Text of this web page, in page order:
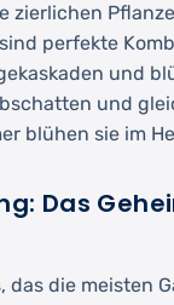
zierlichen
perfekte
und
und
blühen sie im
Das
das die meisten